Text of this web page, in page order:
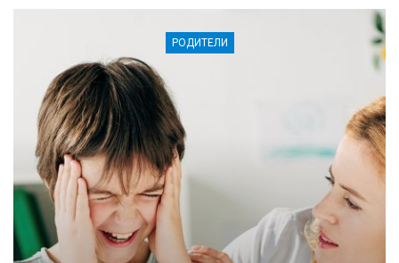
РОДИТЕЛИ